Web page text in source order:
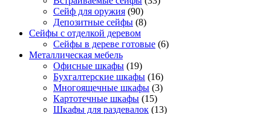
Сейф для оружия (90)
Депозитные сейфы (8)
Сейфы с отделкой деревом
Сейфы в дереве готовые (6)
Металлическая мебель
Офисные шкафы (19)
Бухгалтерские шкафы (16)
Многоящечные шкафы (3)
Картотечные шкафы (15)
Шкафы для раздевалок (13)